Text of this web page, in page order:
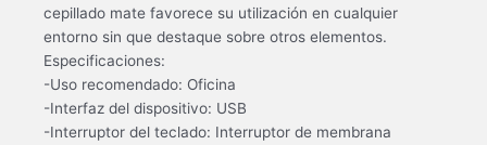
cepillado mate favorece su utilización en cualquier
entorno sin que destaque sobre otros elementos.
Especificaciones:
-Uso recomendado: Oficina
-Interfaz del dispositivo: USB
-Interruptor del teclado: Interruptor de membrana